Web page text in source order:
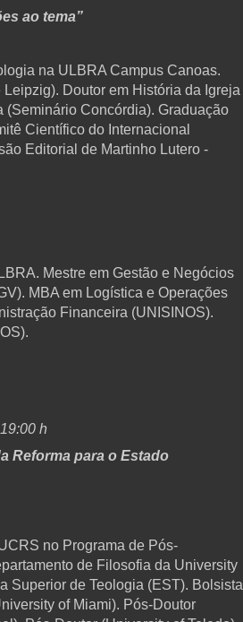
ao tema”
na ULBRA Campus Canoas.
Doutor em História da Igreja
(Seminário Concórdia). Graduação
Científico do Internacional
Editorial de Martinho Lutero -
Mestre em Gestão e Negócios
MBA em Logística e Operações
Financeira (UNISINOS).
h
Reforma para o Estado
no Programa de Pós-
de Filosofia da University
Superior de Teologia (EST). Bolsista
of Miami). Pós-Doutor